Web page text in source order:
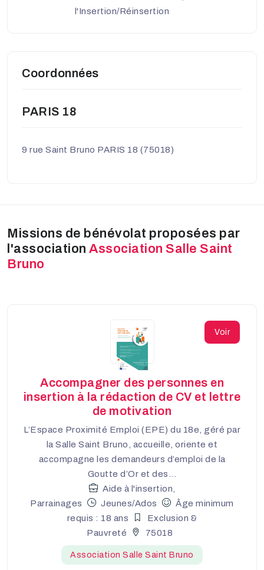
l'Insertion/Réinsertion
Coordonnées
PARIS 18
9 rue Saint Bruno PARIS 18 (75018)
Missions de bénévolat proposées par
l'association Association Salle Saint
Bruno
Voir
Accompagner des personnes en
insertion à la rédaction de CV et lettre
de motivation
L’Espace Proximité Emploi (EPE) du 18e, géré par
la Salle Saint Bruno, accueille, oriente et
accompagne les demandeurs d’emploi de la
Goutte d’Or et des...
Aide à l'insertion,
Parrainages
Jeunes/Ados
Âge minimum
requis : 18 ans
Exclusion &
Pauvreté
75018
Association Salle Saint Bruno